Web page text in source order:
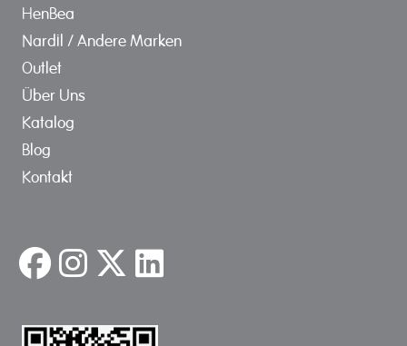
HenBea
Nardil / Andere Marken
Outlet
Über Uns
Katalog
Blog
Kontakt